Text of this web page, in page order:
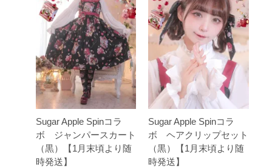
Sugar Apple Spinコラ
ボ ジャンパースカート
（黒）【1月末頃より随
時発送】
Sugar Apple Spinコラ
ボ ヘアクリップセット
（黒）【1月末頃より随
時発送】